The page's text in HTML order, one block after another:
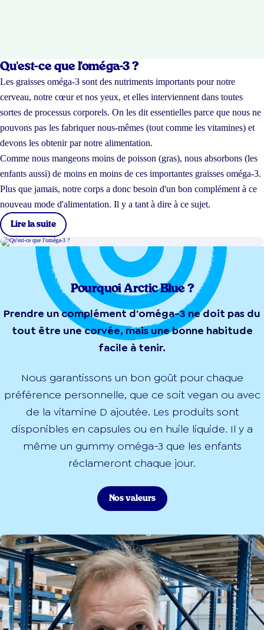
Qu'est-ce que l'oméga-3 ?
Les graisses oméga-3 sont des nutriments importants pour notre
cerveau, notre cœur et nos yeux, et elles interviennent dans toutes
sortes de processus corporels. On les dit essentielles parce que nous ne
pouvons pas les fabriquer nous-mêmes (tout comme les vitamines) et
devons les obtenir par notre alimentation.
Comme nous mangeons moins de poisson (gras), nous absorbons (les
enfants aussi) de moins en moins de ces importantes graisses oméga-3.
Plus que jamais, notre corps a donc besoin d'un bon complément à ce
nouveau mode d'alimentation. Il y a tant à dire à ce sujet.
Lire la suite
Pourquoi Arctic Blue ?
Prendre un complément d'oméga-3 ne doit pas du
tout être une corvée, mais une bonne habitude
facile à tenir.
Nous garantissons un bon goût pour chaque
préférence personnelle, que ce soit vegan ou avec
de la vitamine D ajoutée. Les produits sont
disponibles en capsules ou en huile liquide. Il y a
même un gummy oméga-3 que les enfants
réclameront chaque jour.
Nos valeurs